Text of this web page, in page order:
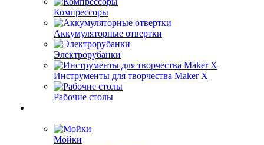
Компрессоры
Аккумуляторные отвертки
Электрорубанки
Инструменты для творчества Maker X
Рабочие столы
Мойки